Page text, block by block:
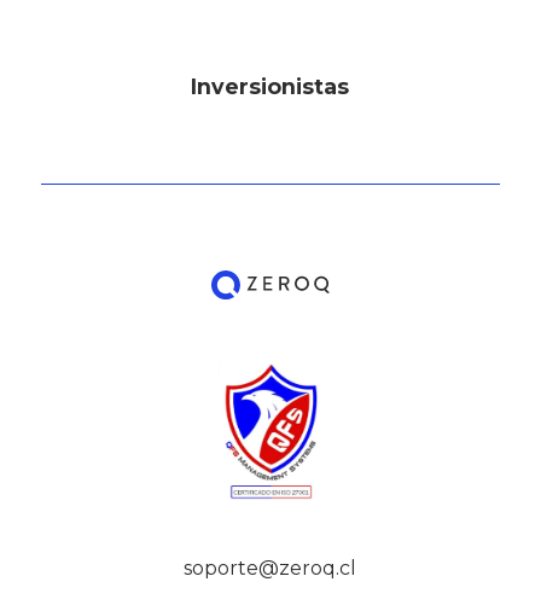
Inversionistas
soporte@zeroq.cl